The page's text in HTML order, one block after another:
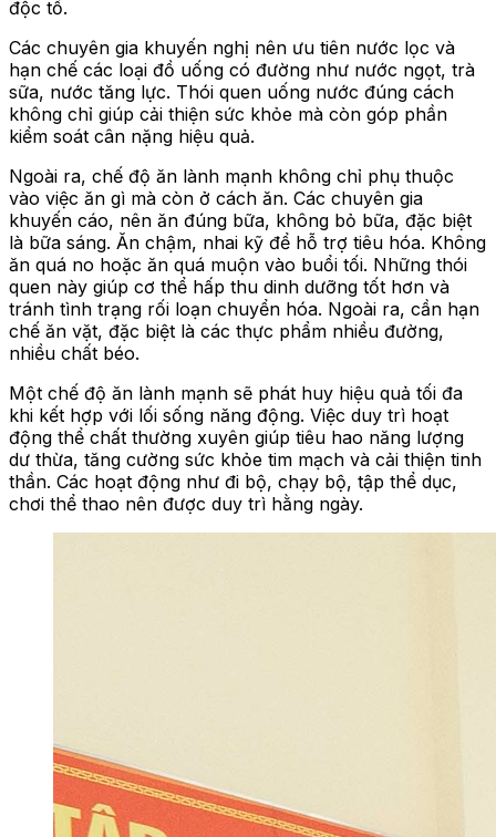
độc tố.
Các chuyên gia khuyến nghị nên ưu tiên nước lọc và
hạn chế các loại đồ uống có đường như nước ngọt, trà
sữa, nước tăng lực. Thói quen uống nước đúng cách
không chỉ giúp cải thiện sức khỏe mà còn góp phần
kiểm soát cân nặng hiệu quả.
Ngoài ra, chế độ ăn lành mạnh không chỉ phụ thuộc
vào việc ăn gì mà còn ở cách ăn. Các chuyên gia
khuyến cáo, nên ăn đúng bữa, không bỏ bữa, đặc biệt
là bữa sáng. Ăn chậm, nhai kỹ để hỗ trợ tiêu hóa. Không
ăn quá no hoặc ăn quá muộn vào buổi tối. Những thói
quen này giúp cơ thể hấp thu dinh dưỡng tốt hơn và
tránh tình trạng rối loạn chuyển hóa. Ngoài ra, cần hạn
chế ăn vặt, đặc biệt là các thực phẩm nhiều đường,
nhiều chất béo.
Một chế độ ăn lành mạnh sẽ phát huy hiệu quả tối đa
khi kết hợp với lối sống năng động. Việc duy trì hoạt
động thể chất thường xuyên giúp tiêu hao năng lượng
dư thừa, tăng cường sức khỏe tim mạch và cải thiện tinh
thần. Các hoạt động như đi bộ, chạy bộ, tập thể dục,
chơi thể thao nên được duy trì hằng ngày.